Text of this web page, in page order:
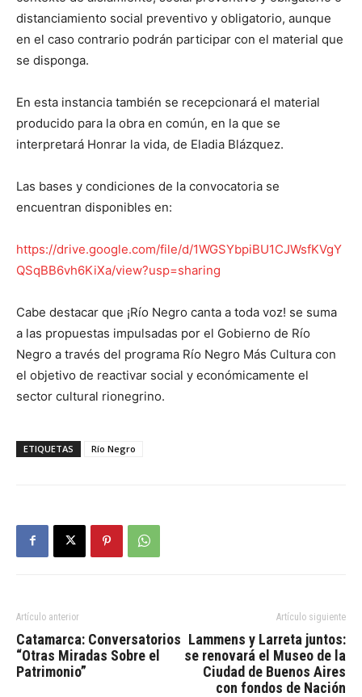
distanciamiento social preventivo y obligatorio, aunque
en el caso contrario podrán participar con el material que
se disponga.
En esta instancia también se recepcionará el material
producido para la obra en común, en la que se
interpretará Honrar la vida, de Eladia Blázquez.
Las bases y condiciones de la convocatoria se
encuentran disponibles en:
https://drive.google.com/file/d/1WGSYbpiBU1CJWsfKVgY
QSqBB6vh6KiXa/view?usp=sharing
Cabe destacar que ¡Río Negro canta a toda voz! se suma
a las propuestas impulsadas por el Gobierno de Río
Negro a través del programa Río Negro Más Cultura con
el objetivo de reactivar social y económicamente el
sector cultural rionegrino.
ETIQUETAS Río Negro
Artículo anterior
Catamarca: Conversatorios
“Otras Miradas Sobre el
Patrimonio”
Artículo siguiente
Lammens y Larreta juntos:
se renovará el Museo de la
Ciudad de Buenos Aires
con fondos de Nación